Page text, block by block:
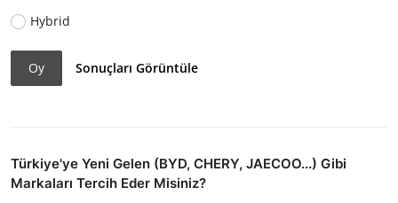
Hybrid
Oy Sonuçları Görüntüle
Türkiye'ye Yeni Gelen (BYD, CHERY, JAECOO...) Gibi
Markaları Tercih Eder Misiniz?